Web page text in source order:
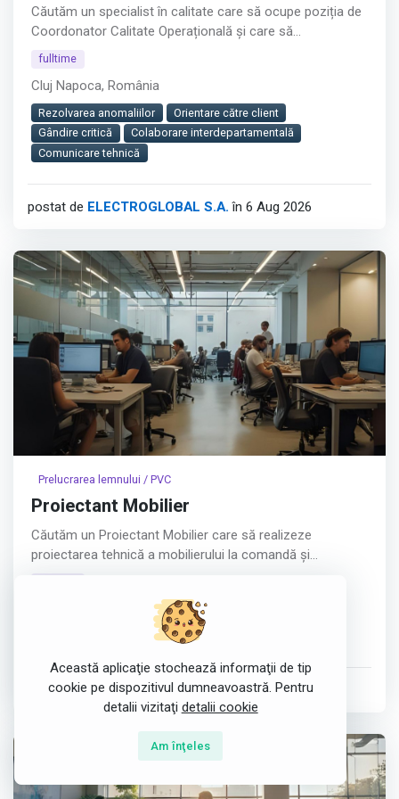
Căutăm un specialist în calitate care să ocupe poziția de
Coordonator Calitate Operațională și care să
construiască, real, un sistem de calitate în producția de
tehnice.
Afișează tot
fulltime
Cluj Napoca, România
Rezolvarea anomaliilor
Orientare către client
Gândire critică
Colaborare interdepartamentală
Comunicare tehnică
postat de ELECTROGLOBAL S.A. în 6 Aug 2026
Prelucrarea lemnului / PVC
Proiectant Mobilier
Căutăm un Proiectant Mobilier care să realizeze
proiectarea tehnică a mobilierului la comandă și
pregătirea proiectelor pentru producție.
obligatorie. Trainingul pentru utilizarea programului
Corpus și pentru procesele noastre de proiectare și
Responsabilități:
- Proiectarea tehnică a mobilierului la comandă în Corpus
Proiectare
postat de DELEX MOBIPROD SRLîn 23 Jul 2026
Această aplicaţie stochează informaţii de tip
cookie pe dispozitivul dumneavoastră. Pentru
detalii vizitaţi detalii cookie
Am înţeles